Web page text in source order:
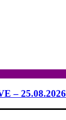
– 25.08.2026